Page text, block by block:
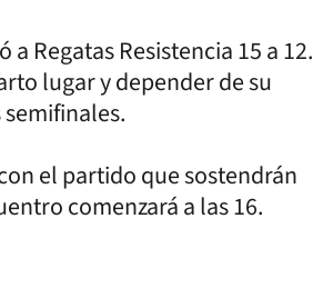
Regatas Resistencia 15 a 12.
lugar y depender de su
el partido que sostendrán
comenzará a las 16.